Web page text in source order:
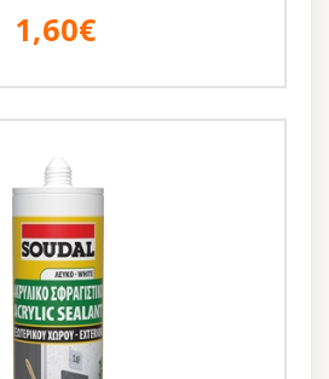
1,60€